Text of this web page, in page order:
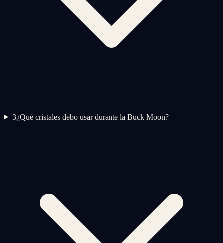
3¿Qué cristales debo usar durante la Buck Moon?